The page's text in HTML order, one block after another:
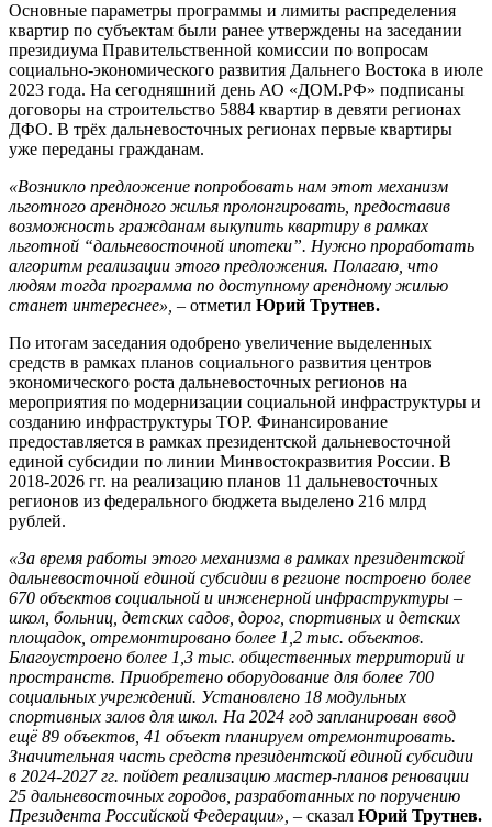
Основные параметры программы и лимиты распределения
квартир по субъектам были ранее утверждены на заседании
президиума Правительственной комиссии по вопросам
социально-экономического развития Дальнего Востока в июле
2023 года. На сегодняшний день АО «ДОМ.РФ» подписаны
договоры на строительство 5884 квартир в девяти регионах
ДФО. В трёх дальневосточных регионах первые квартиры
уже переданы гражданам.
«Возникло предложение попробовать нам этот механизм
льготного арендного жилья пролонгировать, предоставив
возможность гражданам выкупить квартиру в рамках
льготной “дальневосточной ипотеки”. Нужно проработать
алгоритм реализации этого предложения. Полагаю, что
людям тогда программа по доступному арендному жилью
станет интереснее», – отметил Юрий Трутнев.
По итогам заседания одобрено увеличение выделенных
средств в рамках планов социального развития центров
экономического роста дальневосточных регионов на
мероприятия по модернизации социальной инфраструктуры и
созданию инфраструктуры ТОР. Финансирование
предоставляется в рамках президентской дальневосточной
единой субсидии по линии Минвостокразвития России. В
2018-2026 гг. на реализацию планов 11 дальневосточных
регионов из федерального бюджета выделено 216 млрд
рублей.
«За время работы этого механизма в рамках президентской
дальневосточной единой субсидии в регионе построено более
670 объектов социальной и инженерной инфраструктуры –
школ, больниц, детских садов, дорог, спортивных и детских
площадок, отремонтировано более 1,2 тыс. объектов.
Благоустроено более 1,3 тыс. общественных территорий и
пространств. Приобретено оборудование для более 700
социальных учреждений. Установлено 18 модульных
спортивных залов для школ. На 2024 год запланирован ввод
ещё 89 объектов, 41 объект планируем отремонтировать.
Значительная часть средств президентской единой субсидии
в 2024-2027 гг. пойдет реализацию мастер-планов реновации
25 дальневосточных городов, разработанных по поручению
Президента Российской Федерации», – сказал Юрий Трутнев.